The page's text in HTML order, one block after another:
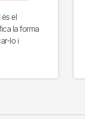
el
la forma
lo i